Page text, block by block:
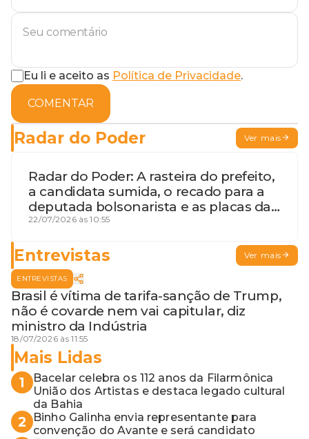
Eu li e aceito as Política de Privacidade.
COMENTAR
Radar do Poder Ver mais
Radar do Poder: A rasteira do prefeito,
a candidata sumida, o recado para a
deputada bolsonarista e as placas da
discórdia
22/07/2026 às 10:55
Entrevistas Ver mais
ENTREVISTAS
Brasil é vítima de tarifa-sanção de Trump,
não é covarde nem vai capitular, diz
ministro da Indústria
18/07/2026 às 11:55
Mais Lidas
1
Bacelar celebra os 112 anos da Filarmônica
União dos Artistas e destaca legado cultural
da Bahia
2
Binho Galinha envia representante para
convenção do Avante e será candidato